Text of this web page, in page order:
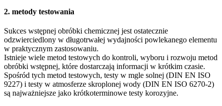
2. metody testowania
Sukces wstępnej obróbki chemicznej jest ostatecznie
odzwierciedlony w długotrwałej wydajności powlekanego elementu
w praktycznym zastosowaniu.
Istnieje wiele metod testowych do kontroli, wyboru i rozwoju metod
obróbki wstępnej, które dostarczają informacji w krótkim czasie.
Spośród tych metod testowych, testy w mgle solnej (DIN EN ISO
9227) i testy w atmosferze skroplonej wody (DIN EN ISO 6270-2)
są najważniejsze jako krótkoterminowe testy korozyjne.